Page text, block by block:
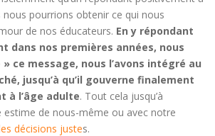
nous pourrions obtenir ce qui nous
de nos éducateurs. En y répondant
dans nos premières années, nous
ce message, nous l’avons intégré au
jusqu’à qu’il gouverne finalement
à l’âge adulte. Tout cela jusqu’à
de nous-même ou avec notre
décisions justes.